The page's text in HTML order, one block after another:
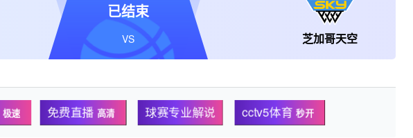
芝加哥天空
已结束
VS
极速 免费直播 高清 球赛专业解说 cctv5体育 秒开